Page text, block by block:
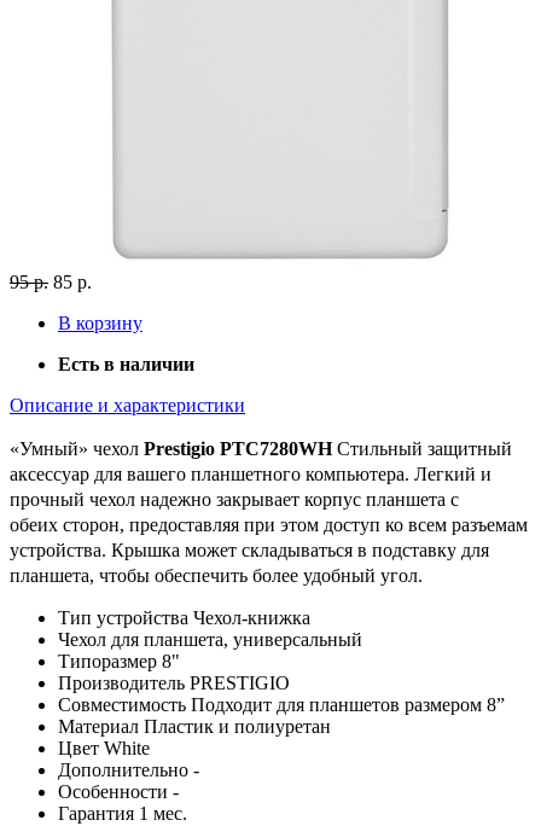
95 р. 85 р.
В корзину
Есть в наличии
Описание и характеристики
«Умный» чехол Prestigio PTC7280WHСтильный защитный
аксессуар для вашего планшетного компьютера. Легкий и
прочный чехол надежно закрывает корпус планшета с
обеих сторон, предоставляя при этом доступ ко всем разъемам
устройства. Крышка может складываться в подставку для
планшета, чтобы обеспечить более удобный угол.
Тип устройства Чехол-книжка
Чехол для планшета, универсальный
Типоразмер 8"
Производитель PRESTIGIO
Совместимость Подходит для планшетов размером 8”
Материал Пластик и полиуретан
Цвет White
Дополнительно -
Особенности -
Гарантия 1 мес.